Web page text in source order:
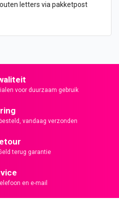
letters via pakketpost
voor duurzaam gebruik
vandaag verzonden
terug garantie
en e-mail